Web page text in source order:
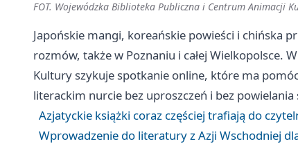
FOT. Wojewódzka Biblioteka Publiczna i Centrum Animacji
Japońskie mangi, koreańskie powieści i chińska
rozmów, także w Poznaniu i całej Wielkopolsce.
Kultury szykuje spotkanie online, które ma
literackim nurcie bez uproszczeń i bez
Azjatyckie książki coraz częściej trafiają do
Wprowadzenie do literatury z Azji Wschodniej